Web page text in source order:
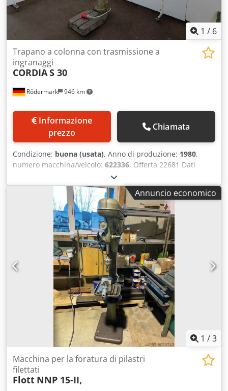
1 / 6
Rödermark 946 km
Trapano a colonna con trasmissione a
ingranaggi
CORDIAS 30
prezzo
Chiamata
Condizione: buona (usata), Anno di produzione: 1980,
numero macchina/veicolo: 622336, Offerta 22681 Dati
tecnici: - Capacità di foratura in acciaio ST 60: 30 mm -
Attacco mandrino di foratura: MK 3 - Corsa del mandrino
di foratura: 160 mm - 9 velocità del mandrino di foratura:
90 - 1450 giri/min - Sporgenza: 300 mm - Tavolo con 2
scanalature a T - Dimensioni del tavolo: 400 x 450 mm
Cedpfxszp E Uce Aiyjrf - Distanza massima tra il tavolo e il
mandrino di foratura: 660 mm - Regolazione in altezza
tramite cremagliera con manovella - Alimentazione: 400 V /
1,2 kW - Ingombro: circa L 600 x A 2100 x P 850 mm - Peso:
circa 300 kg - Fornito con: - Mandrino di foratura - 10
punte HSS da 8 a 20 mm
Annuncio economico
1 /3
Macchina per la foratura di pilastri
filettati
Flott NNP 15-II,